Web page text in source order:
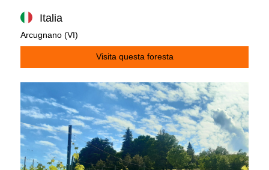
Italia
Arcugnano (VI)
Visita questa foresta